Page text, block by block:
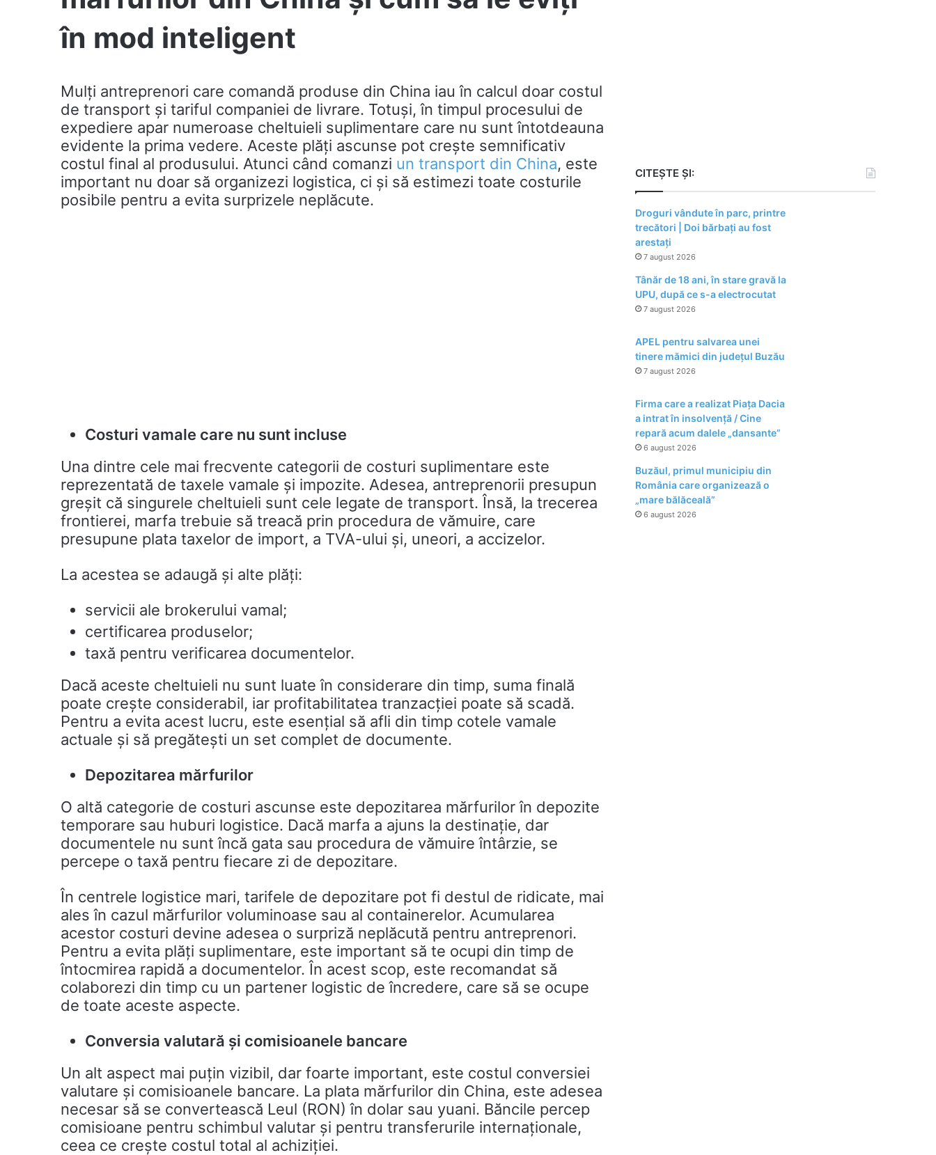
în mod inteligent
Mulți antreprenori care comandă produse din China iau în calcul doar costul
de transport și tariful companiei de livrare. Totuși, în timpul procesului de
expediere apar numeroase cheltuieli suplimentare care nu sunt întotdeauna
evidente la prima vedere. Aceste plăți ascunse pot crește semnificativ
costul final al produsului. Atunci când comanzi un transport din China, este
important nu doar să organizezi logistica, ci și să estimezi toate costurile
posibile pentru a evita surprizele neplăcute.
Costuri vamale care nu sunt incluse
Una dintre cele mai frecvente categorii de costuri suplimentare este
reprezentată de taxele vamale și impozite. Adesea, antreprenorii presupun
greșit că singurele cheltuieli sunt cele legate de transport. Însă, la trecerea
frontierei, marfa trebuie să treacă prin procedura de vămuire, care
presupune plata taxelor de import, a TVA-ului și, uneori, a accizelor.
La acestea se adaugă și alte plăți:
servicii ale brokerului vamal;
certificarea produselor;
taxă pentru verificarea documentelor.
Dacă aceste cheltuieli nu sunt luate în considerare din timp, suma finală
poate crește considerabil, iar profitabilitatea tranzacției poate să scadă.
Pentru a evita acest lucru, este esențial să afli din timp cotele vamale
actuale și să pregătești un set complet de documente.
Depozitarea mărfurilor
O altă categorie de costuri ascunse este depozitarea mărfurilor în depozite
temporare sau huburi logistice. Dacă marfa a ajuns la destinație, dar
documentele nu sunt încă gata sau procedura de vămuire întârzie, se
percepe o taxă pentru fiecare zi de depozitare.
În centrele logistice mari, tarifele de depozitare pot fi destul de ridicate, mai
ales în cazul mărfurilor voluminoase sau al containerelor. Acumularea
acestor costuri devine adesea o surpriză neplăcută pentru antreprenori.
Pentru a evita plăți suplimentare, este important să te ocupi din timp de
întocmirea rapidă a documentelor. În acest scop, este recomandat să
colaborezi din timp cu un partener logistic de încredere, care să se ocupe
de toate aceste aspecte.
Conversia valutară și comisioanele bancare
Un alt aspect mai puțin vizibil, dar foarte important, este costul conversiei
valutare și comisioanele bancare. La plata mărfurilor din China, este adesea
necesar să se convertească Leul (RON) în dolar sau yuani. Băncile percep
comisioane pentru schimbul valutar și pentru transferurile internaționale,
ceea ce crește costul total al achiziției.
CITEȘTE ȘI:
Droguri vândute în parc, printre
trecători | Doi bărbați au fost
arestați
7 august 2026
Tânăr de 18 ani, în stare gravă la
UPU, după ce s-a electrocutat
7 august 2026
APEL pentru salvarea unei
tinere mămici din județul Buzău
7 august 2026
Firma care a realizat Piața Dacia
a intrat în insolvență / Cine
repară acum dalele „dansante”
6 august 2026
Buzăul, primul municipiu din
România care organizează o
„mare bălăceală”
6 august 2026